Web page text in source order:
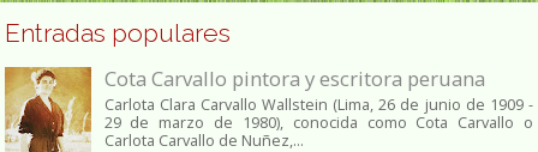
Entradas populares
Cota Carvallo pintora y escritora peruana
Carlota Clara Carvallo Wallstein (Lima, 26 de junio de 1909 -
29 de marzo de 1980), conocida como Cota Carvallo o
Carlota Carvallo de Nuñez,...